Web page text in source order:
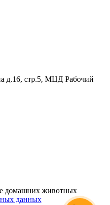
д.16, стр.5, МЦД Рабочий
домашних животных
данных